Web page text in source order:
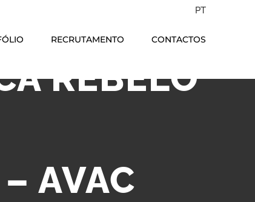
PT
RECRUTAMENTO CONTACTOS
REBELO
AVAC